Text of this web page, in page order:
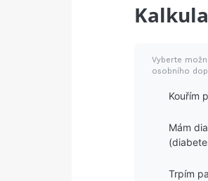
Vyberte
osobního
Kouřím
Mám
Trpím